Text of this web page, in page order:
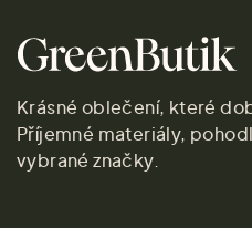
Krásné oblečení, které
Příjemné materiály,
vybrané značky.